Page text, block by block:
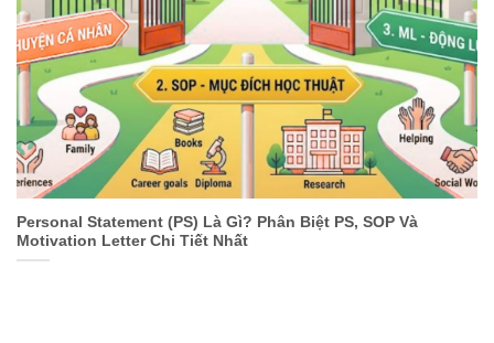
Personal Statement (PS) Là Gì? Phân Biệt PS, SOP Và
Motivation Letter Chi Tiết Nhất